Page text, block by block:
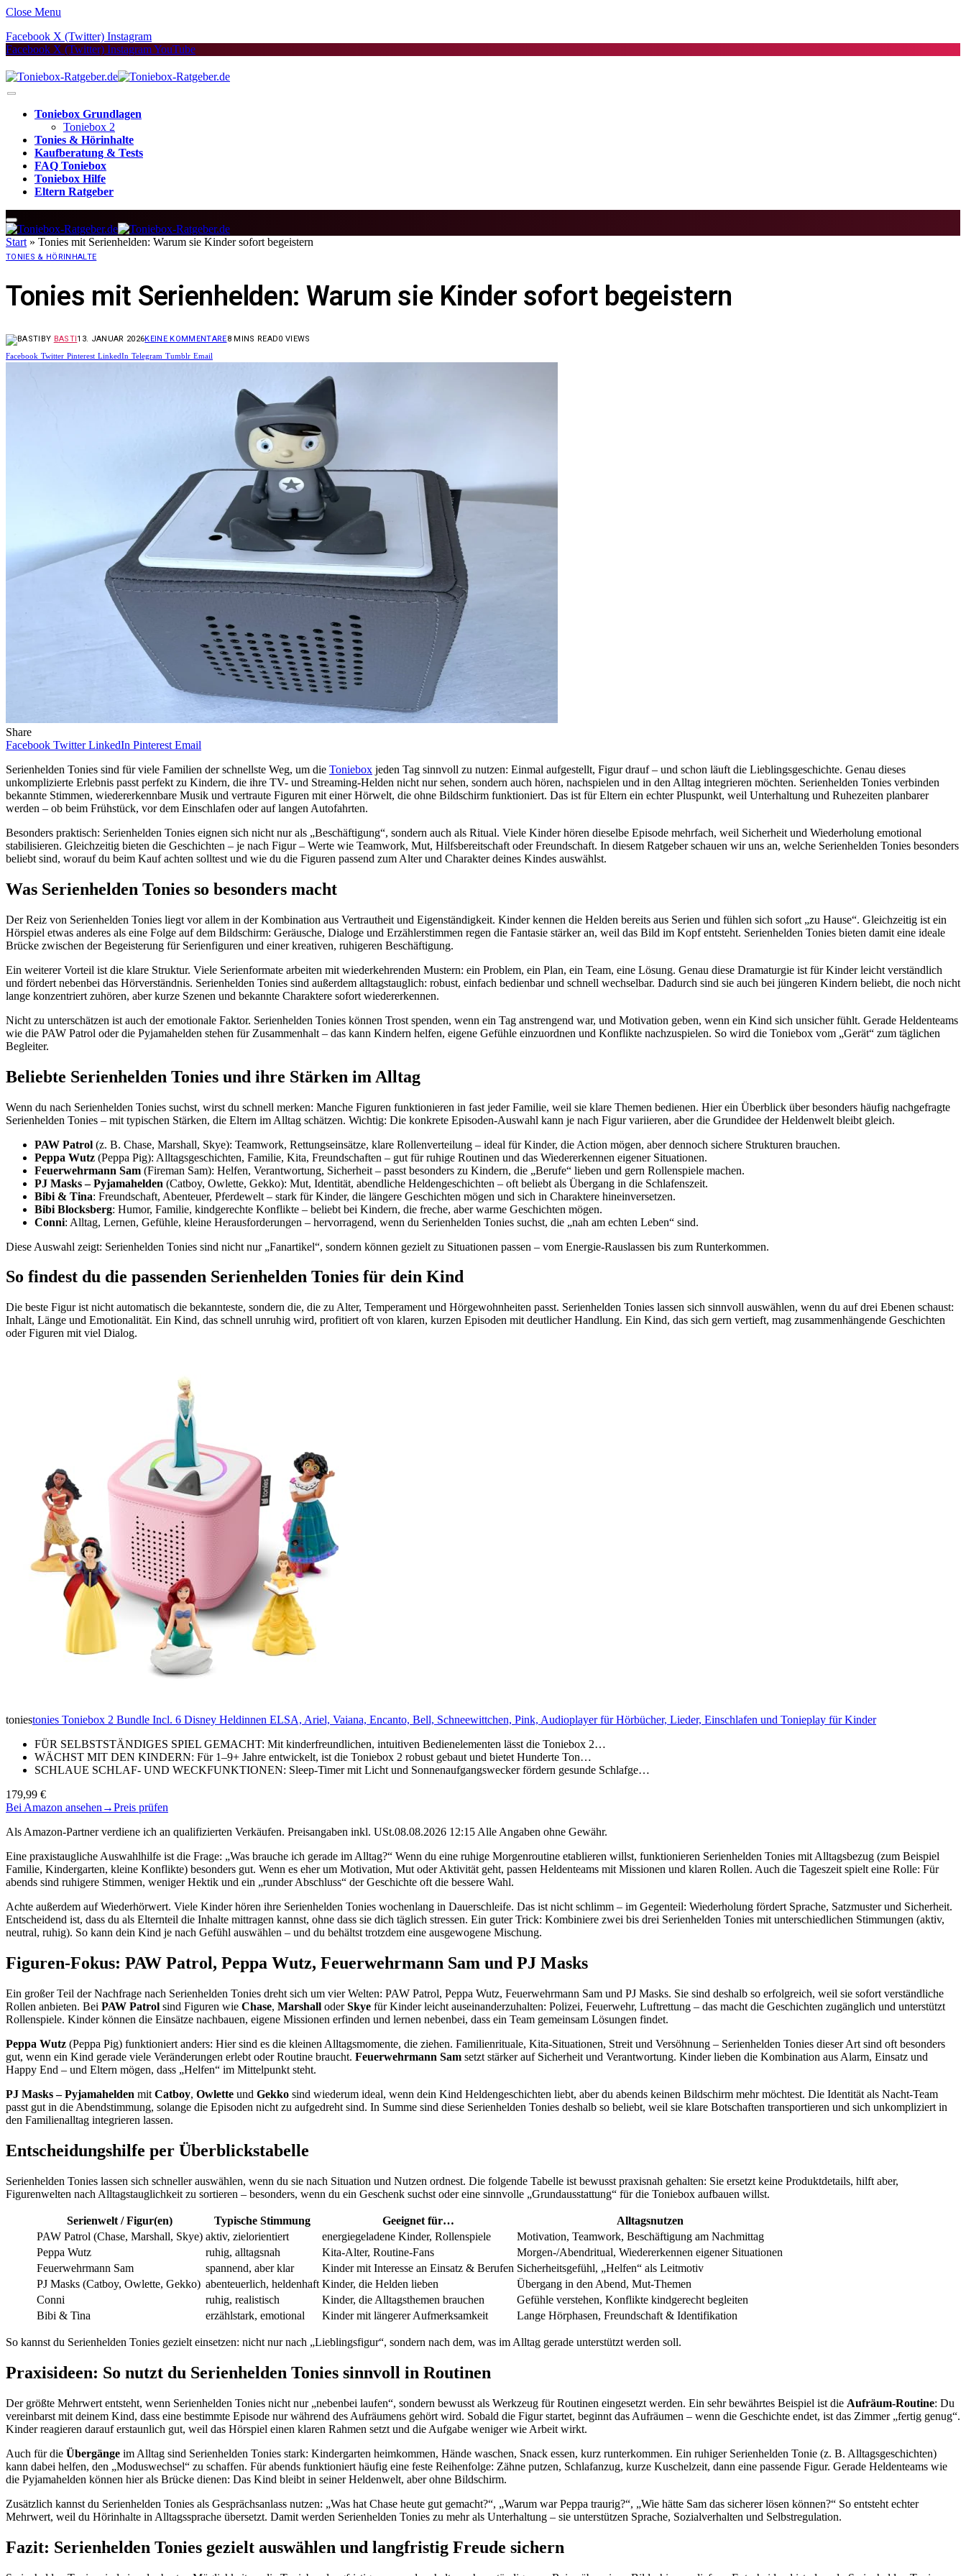
Close Menu
Facebook X (Twitter) Instagram
Facebook X (Twitter) InstagramYouTube
Toniebox Grundlagen
Toniebox 2
Tonies & Hörinhalte
Kaufberatung & Tests
FAQ Toniebox
Toniebox Hilfe
Eltern Ratgeber
Start » Tonies mit Serienhelden: Warum sie Kinder sofort begeistern
TONIES & HÖRINHALTE
Tonies mit Serienhelden: Warum sie Kinder sofort begeistern
BY BASTI13. JANUAR 2026KEINE KOMMENTARE8 MINS READ0 VIEWS
Facebook Twitter Pinterest LinkedIn Telegram Tumblr Email
Share
Facebook Twitter LinkedIn Pinterest Email
Serienhelden Tonies sind für viele Familien der schnellste Weg, um die Toniebox jeden Tag sinnvoll zu nutzen: Einmal aufgestellt, Figur drauf – und schon läuft die Lieblingsgeschichte. Genau dieses
unkomplizierte Erlebnis passt perfekt zu Kindern, die ihre TV- und Streaming-Helden nicht nur sehen, sondern auch hören, nachspielen und in den Alltag integrieren möchten. Serienhelden Tonies verbinden
bekannte Stimmen, wiedererkennbare Musik und vertraute Figuren mit einer Hörwelt, die ohne Bildschirm funktioniert. Das ist für Eltern ein echter Pluspunkt, weil Unterhaltung und Ruhezeiten planbarer
werden – ob beim Frühstück, vor dem Einschlafen oder auf langen Autofahrten.
Besonders praktisch: Serienhelden Tonies eignen sich nicht nur als „Beschäftigung“, sondern auch als Ritual. Viele Kinder hören dieselbe Episode mehrfach, weil Sicherheit und Wiederholung emotional
stabilisieren. Gleichzeitig bieten die Geschichten – je nach Figur – Werte wie Teamwork, Mut, Hilfsbereitschaft oder Freundschaft. In diesem Ratgeber schauen wir uns an, welche Serienhelden Tonies besonders
beliebt sind, worauf du beim Kauf achten solltest und wie du die Figuren passend zum Alter und Charakter deines Kindes auswählst.
Was Serienhelden Tonies so besonders macht
Der Reiz von Serienhelden Tonies liegt vor allem in der Kombination aus Vertrautheit und Eigenständigkeit. Kinder kennen die Helden bereits aus Serien und fühlen sich sofort „zu Hause“. Gleichzeitig ist ein
Hörspiel etwas anderes als eine Folge auf dem Bildschirm: Geräusche, Dialoge und Erzählerstimmen regen die Fantasie stärker an, weil das Bild im Kopf entsteht. Serienhelden Tonies bieten damit eine ideale
Brücke zwischen der Begeisterung für Serienfiguren und einer kreativen, ruhigeren Beschäftigung.
Ein weiterer Vorteil ist die klare Struktur. Viele Serienformate arbeiten mit wiederkehrenden Mustern: ein Problem, ein Plan, ein Team, eine Lösung. Genau diese Dramaturgie ist für Kinder leicht verständlich
und fördert nebenbei das Hörverständnis. Serienhelden Tonies sind außerdem alltagstauglich: robust, einfach bedienbar und schnell wechselbar. Dadurch sind sie auch bei jüngeren Kindern beliebt, die noch nicht
lange konzentriert zuhören, aber kurze Szenen und bekannte Charaktere sofort wiedererkennen.
Nicht zu unterschätzen ist auch der emotionale Faktor. Serienhelden Tonies können Trost spenden, wenn ein Tag anstrengend war, und Motivation geben, wenn ein Kind sich unsicher fühlt. Gerade Heldenteams
wie die PAW Patrol oder die Pyjamahelden stehen für Zusammenhalt – das kann Kindern helfen, eigene Gefühle einzuordnen und Konflikte nachzuspielen. So wird die Toniebox vom „Gerät“ zum täglichen
Begleiter.
Beliebte Serienhelden Tonies und ihre Stärken im Alltag
Wenn du nach Serienhelden Tonies suchst, wirst du schnell merken: Manche Figuren funktionieren in fast jeder Familie, weil sie klare Themen bedienen. Hier ein Überblick über besonders häufig nachgefragte
Serienhelden Tonies – mit typischen Stärken, die Eltern im Alltag schätzen. Wichtig: Die konkrete Episoden-Auswahl kann je nach Figur variieren, aber die Grundidee der Heldenwelt bleibt gleich.
PAW Patrol (z. B. Chase, Marshall, Skye): Teamwork, Rettungseinsätze, klare Rollenverteilung – ideal für Kinder, die Action mögen, aber dennoch sichere Strukturen brauchen.
Peppa Wutz (Peppa Pig): Alltagsgeschichten, Familie, Kita, Freundschaften – gut für ruhige Routinen und das Wiedererkennen eigener Situationen.
Feuerwehrmann Sam (Fireman Sam): Helfen, Verantwortung, Sicherheit – passt besonders zu Kindern, die „Berufe“ lieben und gern Rollenspiele machen.
PJ Masks – Pyjamahelden (Catboy, Owlette, Gekko): Mut, Identität, abendliche Heldengeschichten – oft beliebt als Übergang in die Schlafenszeit.
Bibi & Tina: Freundschaft, Abenteuer, Pferdewelt – stark für Kinder, die längere Geschichten mögen und sich in Charaktere hineinversetzen.
Bibi Blocksberg: Humor, Familie, kindgerechte Konflikte – beliebt bei Kindern, die freche, aber warme Geschichten mögen.
Conni: Alltag, Lernen, Gefühle, kleine Herausforderungen – hervorragend, wenn du Serienhelden Tonies suchst, die „nah am echten Leben“ sind.
Diese Auswahl zeigt: Serienhelden Tonies sind nicht nur „Fanartikel“, sondern können gezielt zu Situationen passen – vom Energie-Rauslassen bis zum Runterkommen.
So findest du die passenden Serienhelden Tonies für dein Kind
Die beste Figur ist nicht automatisch die bekannteste, sondern die, die zu Alter, Temperament und Hörgewohnheiten passt. Serienhelden Tonies lassen sich sinnvoll auswählen, wenn du auf drei Ebenen schaust:
Inhalt, Länge und Emotionalität. Ein Kind, das schnell unruhig wird, profitiert oft von klaren, kurzen Episoden mit deutlicher Handlung. Ein Kind, das sich gern vertieft, mag zusammenhängende Geschichten
oder Figuren mit viel Dialog.
toniestonies Toniebox 2 Bundle Incl. 6 Disney Heldinnen ELSA, Ariel, Vaiana, Encanto, Bell, Schneewittchen, Pink, Audioplayer für Hörbücher, Lieder, Einschlafen und Tonieplay für Kinder
FÜR SELBSTSTÄNDIGES SPIEL GEMACHT: Mit kinderfreundlichen, intuitiven Bedienelementen lässt die Toniebox 2…
WÄCHST MIT DEN KINDERN: Für 1–9+ Jahre entwickelt, ist die Toniebox 2 robust gebaut und bietet Hunderte Ton…
SCHLAUE SCHLAF- UND WECKFUNKTIONEN: Sleep-Timer mit Licht und Sonnenaufgangswecker fördern gesunde Schlafge…
179,99 €
Bei Amazon ansehen →Preis prüfen
Als Amazon-Partner verdiene ich an qualifizierten Verkäufen. Preisangaben inkl. USt.08.08.2026 12:15 Alle Angaben ohne Gewähr.
Eine praxistaugliche Auswahlhilfe ist die Frage: „Was brauche ich gerade im Alltag?“ Wenn du eine ruhige Morgenroutine etablieren willst, funktionieren Serienhelden Tonies mit Alltagsbezug (zum Beispiel
Familie, Kindergarten, kleine Konflikte) besonders gut. Wenn es eher um Motivation, Mut oder Aktivität geht, passen Heldenteams mit Missionen und klaren Rollen. Auch die Tageszeit spielt eine Rolle: Für
abends sind ruhigere Stimmen, weniger Hektik und ein „runder Abschluss“ der Geschichte oft die bessere Wahl.
Achte außerdem auf Wiederhörwert. Viele Kinder hören ihre Serienhelden Tonies wochenlang in Dauerschleife. Das ist nicht schlimm – im Gegenteil: Wiederholung fördert Sprache, Satzmuster und Sicherheit.
Entscheidend ist, dass du als Elternteil die Inhalte mittragen kannst, ohne dass sie dich täglich stressen. Ein guter Trick: Kombiniere zwei bis drei Serienhelden Tonies mit unterschiedlichen Stimmungen (aktiv,
neutral, ruhig). So kann dein Kind je nach Gefühl auswählen – und du behältst trotzdem eine ausgewogene Mischung.
Figuren-Fokus: PAW Patrol, Peppa Wutz, Feuerwehrmann Sam und PJ Masks
Ein großer Teil der Nachfrage nach Serienhelden Tonies dreht sich um vier Welten: PAW Patrol, Peppa Wutz, Feuerwehrmann Sam und PJ Masks. Sie sind deshalb so erfolgreich, weil sie sofort verständliche
Rollen anbieten. Bei PAW Patrol sind Figuren wie Chase, Marshall oderSkye für Kinder leicht auseinanderzuhalten: Polizei, Feuerwehr, Luftrettung – das macht die Geschichten zugänglich und unterstützt
Rollenspiele. Kinder können die Einsätze nachbauen, eigene Missionen erfinden und lernen nebenbei, dass ein Team gemeinsam Lösungen findet.
Peppa Wutz (Peppa Pig) funktioniert anders: Hier sind es die kleinen Alltagsmomente, die ziehen. Familienrituale, Kita-Situationen, Streit und Versöhnung – Serienhelden Tonies dieser Art sind oft besonders
gut, wenn ein Kind gerade viele Veränderungen erlebt oder Routine braucht. Feuerwehrmann Sam setzt stärker auf Sicherheit und Verantwortung. Kinder lieben die Kombination aus Alarm, Einsatz und
Happy End – und Eltern mögen, dass „Helfen“ im Mittelpunkt steht.
PJ Masks – Pyjamahelden mit Catboy, Owlette und Gekko sind wiederum ideal, wenn dein Kind Heldengeschichten liebt, aber du abends keinen Bildschirm mehr möchtest. Die Identität als Nacht-Team
passt gut in die Abendstimmung, solange die Episoden nicht zu aufgedreht sind. In Summe sind diese Serienhelden Tonies deshalb so beliebt, weil sie klare Botschaften transportieren und sich unkompliziert in
den Familienalltag integrieren lassen.
Entscheidungshilfe per Überblickstabelle
Serienhelden Tonies lassen sich schneller auswählen, wenn du sie nach Situation und Nutzen ordnest. Die folgende Tabelle ist bewusst praxisnah gehalten: Sie ersetzt keine Produktdetails, hilft aber,
Figurenwelten nach Alltagstauglichkeit zu sortieren – besonders, wenn du ein Geschenk suchst oder eine sinnvolle „Grundausstattung“ für die Toniebox aufbauen willst.
Serienwelt / Figur(en) Typische Stimmung Geeignet für…
Alltagsnutzen
PAW Patrol (Chase, Marshall, Skye) aktiv, zielorientiert energiegeladene Kinder, Rollenspiele
Motivation, Teamwork, Beschäftigung am Nachmittag
Peppa Wutz
ruhig, alltagsnah Kita-Alter, Routine-Fans
Morgen-/Abendritual, Wiedererkennen eigener Situationen
Feuerwehrmann Sam
spannend, aber klar Kinder mit Interesse an Einsatz & Berufen Sicherheitsgefühl, „Helfen“ als Leitmotiv
PJ Masks (Catboy, Owlette, Gekko) abenteuerlich, heldenhaft Kinder, die Helden lieben
Übergang in den Abend, Mut-Themen
Conni
ruhig, realistisch Kinder, die Alltagsthemen brauchen
Gefühle verstehen, Konflikte kindgerecht begleiten
Bibi & Tina
erzählstark, emotional Kinder mit längerer Aufmerksamkeit Lange Hörphasen, Freundschaft & Identifikation
So kannst du Serienhelden Tonies gezielt einsetzen: nicht nur nach „Lieblingsfigur“, sondern nach dem, was im Alltag gerade unterstützt werden soll.
Praxisideen: So nutzt du Serienhelden Tonies sinnvoll in Routinen
Der größte Mehrwert entsteht, wenn Serienhelden Tonies nicht nur „nebenbei laufen“, sondern bewusst als Werkzeug für Routinen eingesetzt werden. Ein sehr bewährtes Beispiel ist die Aufräum-Routine: Du
vereinbarst mit deinem Kind, dass eine bestimmte Episode nur während des Aufräumens gehört wird. Sobald die Figur startet, beginnt das Aufräumen – wenn die Geschichte endet, ist das Zimmer „fertig genug“.
Kinder reagieren darauf erstaunlich gut, weil das Hörspiel einen klaren Rahmen setzt und die Aufgabe weniger wie Arbeit wirkt.
Auch für die Übergänge im Alltag sind Serienhelden Tonies stark: Kindergarten heimkommen, Hände waschen, Snack essen, kurz runterkommen. Ein ruhiger Serienhelden Tonie (z. B. Alltagsgeschichten)
kann dabei helfen, den „Moduswechsel“ zu schaffen. Für abends funktioniert häufig eine feste Reihenfolge: Zähne putzen, Schlafanzug, kurze Kuschelzeit, dann eine passende Figur. Gerade Heldenteams wie
die Pyjamahelden können hier als Brücke dienen: Das Kind bleibt in seiner Heldenwelt, aber ohne Bildschirm.
Zusätzlich kannst du Serienhelden Tonies als Gesprächsanlass nutzen: „Was hat Chase heute gut gemacht?“, „Warum war Peppa traurig?“, „Wie hätte Sam das sicherer lösen können?“ So entsteht echter
Mehrwert, weil du Hörinhalte in Alltagssprache übersetzt. Damit werden Serienhelden Tonies zu mehr als Unterhaltung – sie unterstützen Sprache, Sozialverhalten und Selbstregulation.
Fazit: Serienhelden Tonies gezielt auswählen und langfristig Freude sichern